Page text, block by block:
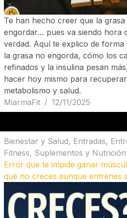
Te han hecho creer que la grasa
engordar… pues va siendo hora
verdad. Aquí te explico de forma
la grasa no engorda, cómo los
refinados y la insulina pesan
hacer hoy mismo para
metabolismo y salud.
MiarmaFit
12/11/2025
Bienestar y Salud, Entradas,
Fitness, Suplementos y Nutrición
Error que te impide ganar
qué no creces aunque entrenes